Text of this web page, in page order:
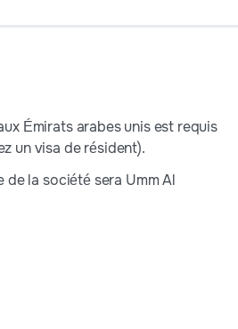
Émirats arabes unis est requis
un visa de résident).
la société sera Umm Al